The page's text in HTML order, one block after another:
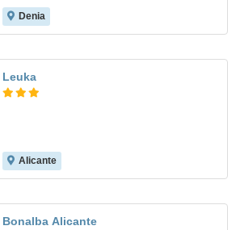
Denia
Leuka
Alicante
Bonalba Alicante